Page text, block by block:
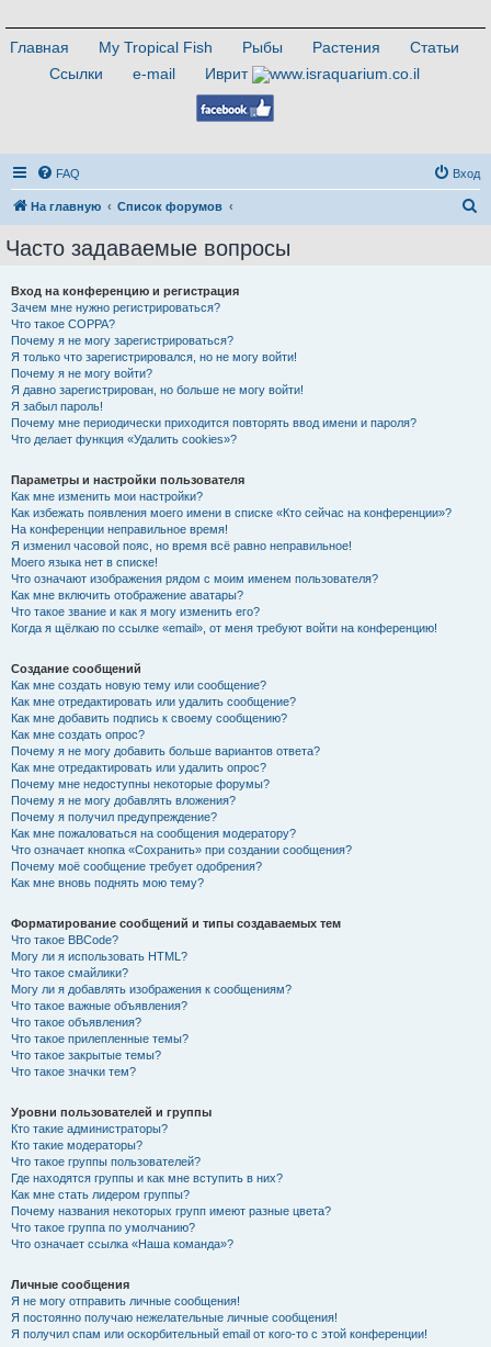
Главная My Tropical Fish Рыбы Растения
Статьи
Ссылки
e-mail Иврит
FAQ Вход
На главную Список форумов
Часто задаваемые вопросы
Вход на конференцию и регистрация
Зачем мне нужно регистрироваться?
Что такое COPPA?
Почему я не могу зарегистрироваться?
Я только что зарегистрировался, но не могу войти!
Почему я не могу войти?
Я давно зарегистрирован, но больше не могу войти!
Я забыл пароль!
Почему мне периодически приходится повторять ввод имени и пароля?
Что делает функция «Удалить cookies»?
Параметры и настройки пользователя
Как мне изменить мои настройки?
Как избежать появления моего имени в списке «Кто сейчас на конференции»?
На конференции неправильное время!
Я изменил часовой пояс, но время всё равно неправильное!
Моего языка нет в списке!
Что означают изображения рядом с моим именем пользователя?
Как мне включить отображение аватары?
Что такое звание и как я могу изменить его?
Когда я щёлкаю по ссылке «email», от меня требуют войти на конференцию!
Создание сообщений
Как мне создать новую тему или сообщение?
Как мне отредактировать или удалить сообщение?
Как мне добавить подпись к своему сообщению?
Как мне создать опрос?
Почему я не могу добавить больше вариантов ответа?
Как мне отредактировать или удалить опрос?
Почему мне недоступны некоторые форумы?
Почему я не могу добавлять вложения?
Почему я получил предупреждение?
Как мне пожаловаться на сообщения модератору?
Что означает кнопка «Сохранить» при создании сообщения?
Почему моё сообщение требует одобрения?
Как мне вновь поднять мою тему?
Форматирование сообщений и типы создаваемых тем
Что такое BBCode?
Могу ли я использовать HTML?
Что такое смайлики?
Могу ли я добавлять изображения к сообщениям?
Что такое важные объявления?
Что такое объявления?
Что такое прилепленные темы?
Что такое закрытые темы?
Что такое значки тем?
Уровни пользователей и группы
Кто такие администраторы?
Кто такие модераторы?
Что такое группы пользователей?
Где находятся группы и как мне вступить в них?
Как мне стать лидером группы?
Почему названия некоторых групп имеют разные цвета?
Что такое группа по умолчанию?
Что означает ссылка «Наша команда»?
Личные сообщения
Я не могу отправить личные сообщения!
Я постоянно получаю нежелательные личные сообщения!
Я получил спам или оскорбительный email от кого-то с этой конференции!